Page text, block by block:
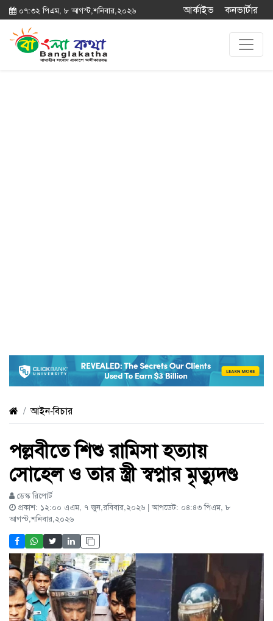
০৭:৩২ পিএম, ৮ আগস্ট,শনিবার,২০২৬ আর্কাইভ কনভার্টার
আইন-বিচার
পল্লবীতে শিশু রামিসা হত্যায়
সোহেল ও তার স্ত্রী স্বপ্নার মৃত্যুদণ্ড
ডেস্ক রিপোর্ট
প্রকাশ: ১২:০০ এএম, ৭ জুন,রবিবার,২০২৬ | আপডেট: ০৪:৪৩ পিএম, ৮
আগস্ট,শনিবার,২০২৬